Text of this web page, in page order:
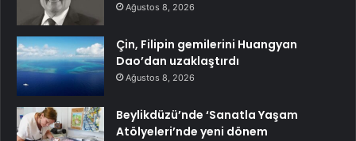
Ağustos 8, 2026
Çin, Filipin gemilerini Huangyan
Dao’dan uzaklaştırdı
Ağustos 8, 2026
Beylikdüzü’nde ‘Sanatla Yaşam
Atölyeleri’nde yeni dönem